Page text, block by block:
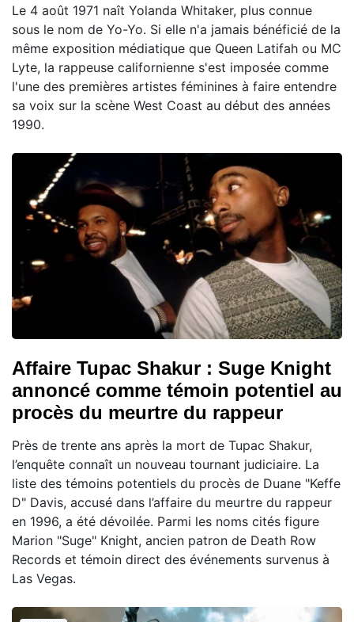
Le 4 août 1971 naît Yolanda Whitaker, plus connue
sous le nom de Yo-Yo. Si elle n'a jamais bénéficié de la
même exposition médiatique que Queen Latifah ou MC
Lyte, la rappeuse californienne s'est imposée comme
l'une des premières artistes féminines à faire entendre
sa voix sur la scène West Coast au début des années
1990.
Affaire Tupac Shakur : Suge Knight
annoncé comme témoin potentiel au
procès du meurtre du rappeur
Près de trente ans après la mort de Tupac Shakur,
l’enquête connaît un nouveau tournant judiciaire. La
liste des témoins potentiels du procès de Duane "Keffe
D" Davis, accusé dans l’affaire du meurtre du rappeur
en 1996, a été dévoilée. Parmi les noms cités figure
Marion "Suge" Knight, ancien patron de Death Row
Records et témoin direct des événements survenus à
Las Vegas.